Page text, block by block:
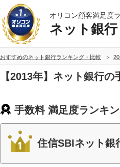
オリコン顧客満足度
ネット銀行
おすすめのネット銀行ランキング・比較
【2013年】ネット銀行
手数料 満足度ランキ
住信SBIネット銀